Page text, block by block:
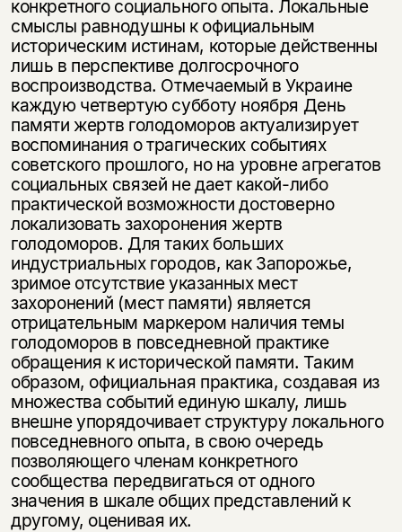
конкретного социального опыта. Локальные
смыслы равнодушны к официальным
историческим истинам, которые действенны
лишь в перспективе долгосрочного
воспроизводства. Отмечаемый в Украине
каждую четвертую субботу ноября День
памяти жертв голодоморов актуализирует
воспоминания о трагических событиях
советского прошлого, но на уровне агрегатов
социальных связей не дает какой-либо
практической возможности достоверно
локализовать захоронения жертв
голодоморов. Для таких больших
индустриальных городов, как Запорожье,
зримое отсутствие указанных мест
захоронений (мест памяти) является
отрицательным маркером наличия темы
голодоморов в повседневной практике
обращения к исторической памяти. Таким
образом, официальная практика, создавая из
множества событий единую шкалу, лишь
внешне упорядочивает структуру локального
повседневного опыта, в свою очередь
позволяющего членам конкретного
сообщества передвигаться от одного
значения в шкале общих представлений к
другому, оценивая их.